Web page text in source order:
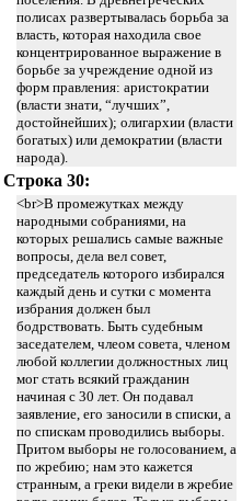
полисах развертывалась борьба за
власть, которая находила свое
концентрированное выражение в
борьбе за учреждение одной из
форм правления: аристократии
(власти знати, “лучших”,
достойнейших); олигархии (власти
богатых) или демократии (власти
народа).
Строка 30:
<br>В промежутках между
народными собраниями, на
которых решались самые важные
вопросы, дела вел совет,
председатель которого избирался
каждый день и сутки с момента
избрания должен был
бодрствовать. Быть судебным
заседателем, члеом совета, членом
любой коллегии должностных лиц
мог стать всякий гражданин
начиная с 30 лет. Он подавал
заявление, его заносили в списки, а
по спискам проводились выборы.
Притом выборы не голосованием, а
по жребию; нам это кажется
странным, а греки видели в жребие